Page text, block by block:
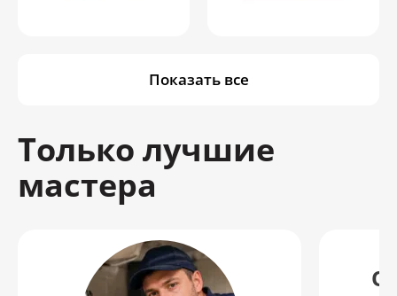
Показать все
Только лучшие
мастера